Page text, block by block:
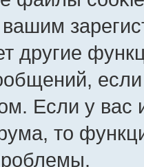
вашим
другие
Если у
то